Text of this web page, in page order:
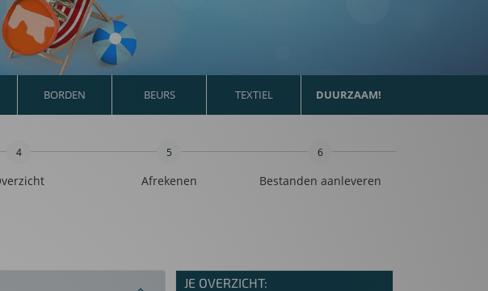
BORDEN BEURS TEXTIEL DUURZAAM!
4 5
Afrekenen
6
Bestanden aanleveren
JE OVERZICHT: